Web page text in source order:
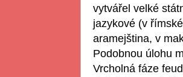
vytvářel velké
jazykové (v
aramejština, v
Podobnou úlohu
Vrcholná fáze